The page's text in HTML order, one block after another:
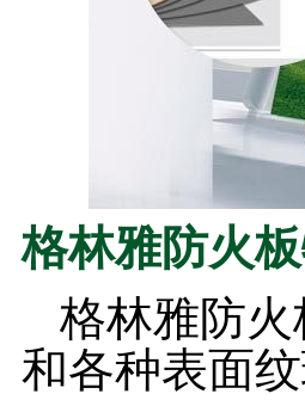
格林雅防火板
格林雅防
和各种表面